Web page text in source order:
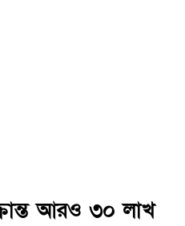
আরও ৩০ লাখ